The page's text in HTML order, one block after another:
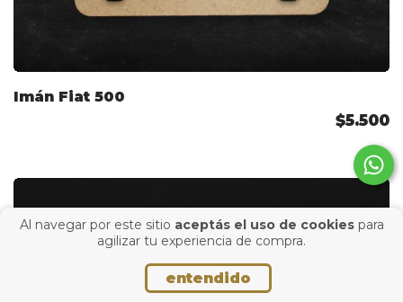
Al navegar por este sitio aceptás el uso de cookiespara
agilizar tu experiencia de compra.
entendido
Imán Fiat 500
$5.500